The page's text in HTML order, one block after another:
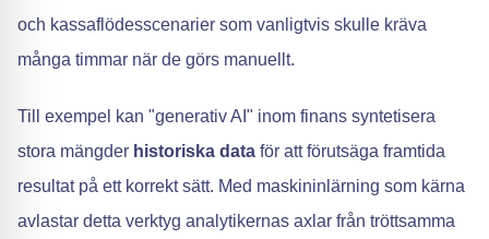
och kassaflödesscenarier som vanligtvis skulle kräva
många timmar när de görs manuellt.
Till exempel kan "generativ AI" inom finans syntetisera
stora mängder historiska data för att förutsäga framtida
resultat på ett korrekt sätt. Med maskininlärning som kärna
avlastar detta verktyg analytikernas axlar från tröttsamma